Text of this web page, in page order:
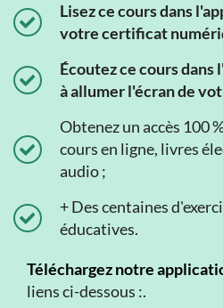
Lisez ce cours dans
votre certificat
Écoutez ce cours
à allumer l'écran de
Obtenez un accès 100
cours en ligne, livres
audio ;
+ Des centaines
éducatives.
Téléchargez notre
liens ci-dessous :.